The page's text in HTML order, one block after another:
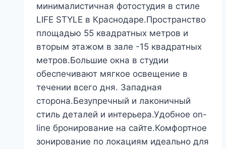
минималистичная фотостудия в стиле
LIFE STYLE в Краснодаре.Пространство
площадью 55 квадратных метров и
вторым этажом в зале -15 квадратных
метров.Большие окна в студии
обеспечивают мягкое освещение в
течении всего дня. Западная
сторона.Безупречный и лаконичный
стиль деталей и интерьера.Удобное on-
line бронирование на сайте.Комфортное
зонирование по локациям идеально для